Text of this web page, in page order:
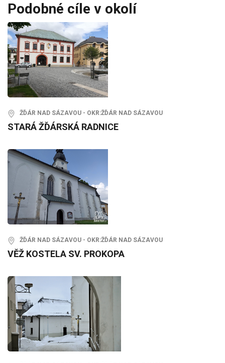
Podobné cíle v okolí
ŽĎÁR NAD SÁZAVOU - OKR:ŽĎÁR NAD SÁZAVOU
STARÁ ŽĎÁRSKÁ RADNICE
ŽĎÁR NAD SÁZAVOU - OKR:ŽĎÁR NAD SÁZAVOU
VĚŽ KOSTELA SV. PROKOPA